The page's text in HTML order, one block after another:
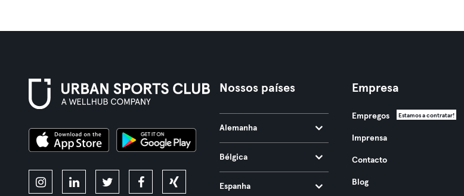
Nossos países
Alemanha
Bélgica
Espanha
Empresa
Empregos Estamos a contratar!
Imprensa
Contacto
Blog